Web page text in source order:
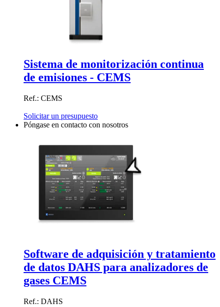
Sistema de monitorización continua
de emisiones - CEMS
Ref.: CEMS
Solicitar un presupuesto
Póngase en contacto con nosotros
Software de adquisición y tratamiento
de datos DAHS para analizadores de
gases CEMS
Ref.: DAHS